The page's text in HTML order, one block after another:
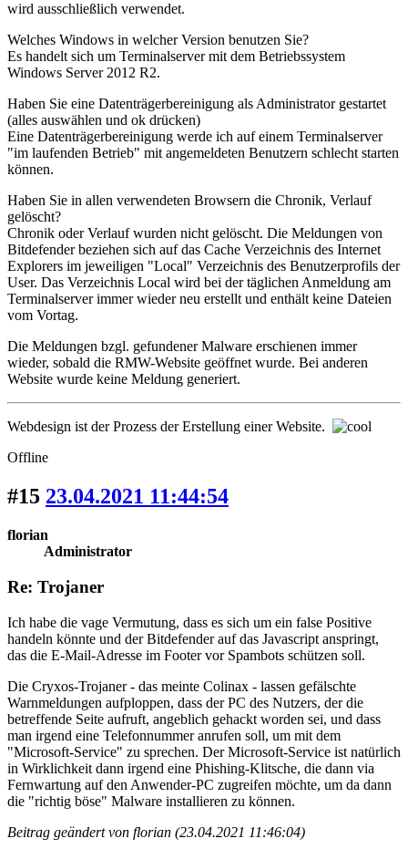
wird ausschließlich verwendet.
Welches Windows in welcher Version benutzen Sie?
Es handelt sich um Terminalserver mit dem Betriebssystem
Windows Server 2012 R2.
Haben Sie eine Datenträgerbereinigung als Administrator gestartet
(alles auswählen und ok drücken)
Eine Datenträgerbereinigung werde ich auf einem Terminalserver
"im laufenden Betrieb" mit angemeldeten Benutzern schlecht starten
können.
Haben Sie in allen verwendeten Browsern die Chronik, Verlauf
gelöscht?
Chronik oder Verlauf wurden nicht gelöscht. Die Meldungen von
Bitdefender beziehen sich auf das Cache Verzeichnis des Internet
Explorers im jeweiligen "Local" Verzeichnis des Benutzerprofils der
User. Das Verzeichnis Local wird bei der täglichen Anmeldung am
Terminalserver immer wieder neu erstellt und enthält keine Dateien
vom Vortag.
Die Meldungen bzgl. gefundener Malware erschienen immer
wieder, sobald die RMW-Website geöffnet wurde. Bei anderen
Website wurde keine Meldung generiert.
Webdesign ist der Prozess der Erstellung einer Website.
Offline
#15 23.04.2021 11:44:54
florian
Administrator
Re: Trojaner
Ich habe die vage Vermutung, dass es sich um ein false Positive
handeln könnte und der Bitdefender auf das Javascript anspringt,
das die E-Mail-Adresse im Footer vor Spambots schützen soll.
Die Cryxos-Trojaner - das meinte Colinax - lassen gefälschte
Warnmeldungen aufploppen, dass der PC des Nutzers, der die
betreffende Seite aufruft, angeblich gehackt worden sei, und dass
man irgend eine Telefonnummer anrufen soll, um mit dem
"Microsoft-Service" zu sprechen. Der Microsoft-Service ist natürlich
in Wirklichkeit dann irgend eine Phishing-Klitsche, die dann via
Fernwartung auf den Anwender-PC zugreifen möchte, um da dann
die "richtig böse" Malware installieren zu können.
Beitrag geändert von florian (23.04.2021 11:46:04)